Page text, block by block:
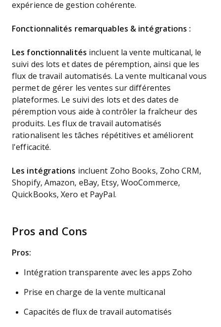
expérience de gestion cohérente.
Fonctionnalités remarquables & intégrations :
Les fonctionnalités incluent la vente multicanal, le
suivi des lots et dates de péremption, ainsi que les
flux de travail automatisés. La vente multicanal vous
permet de gérer les ventes sur différentes
plateformes. Le suivi des lots et des dates de
péremption vous aide à contrôler la fraîcheur des
produits. Les flux de travail automatisés
rationalisent les tâches répétitives et améliorent
l'efficacité.
Les intégrations incluent Zoho Books, Zoho CRM,
Shopify, Amazon, eBay, Etsy, WooCommerce,
QuickBooks, Xero et PayPal.
Pros and Cons
Pros:
Intégration transparente avec les apps Zoho
Prise en charge de la vente multicanal
Capacités de flux de travail automatisés